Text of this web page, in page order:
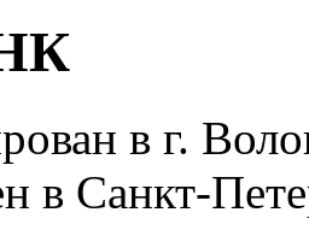
в г.
в Санкт-